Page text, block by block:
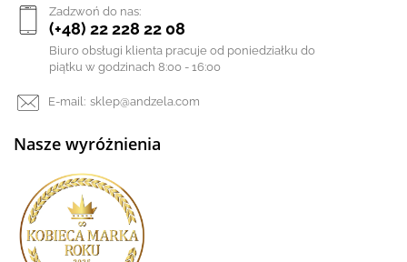
Zadzwoń do nas:
(+48) 22 228 22 08
Biuro obsługi klienta pracuje od poniedziałku do
piątku w godzinach 8:00 - 16:00
E-mail: sklep@andzela.com
Nasze wyróżnienia